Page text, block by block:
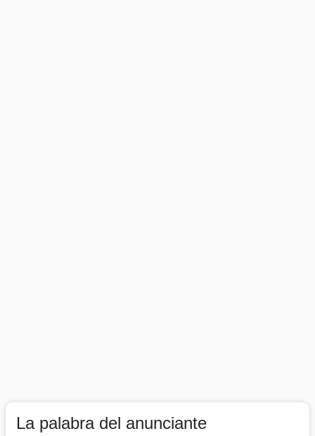
La palabra del anunciante